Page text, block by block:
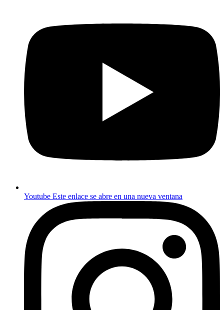
Youtube Este enlace se abre en una nueva ventana